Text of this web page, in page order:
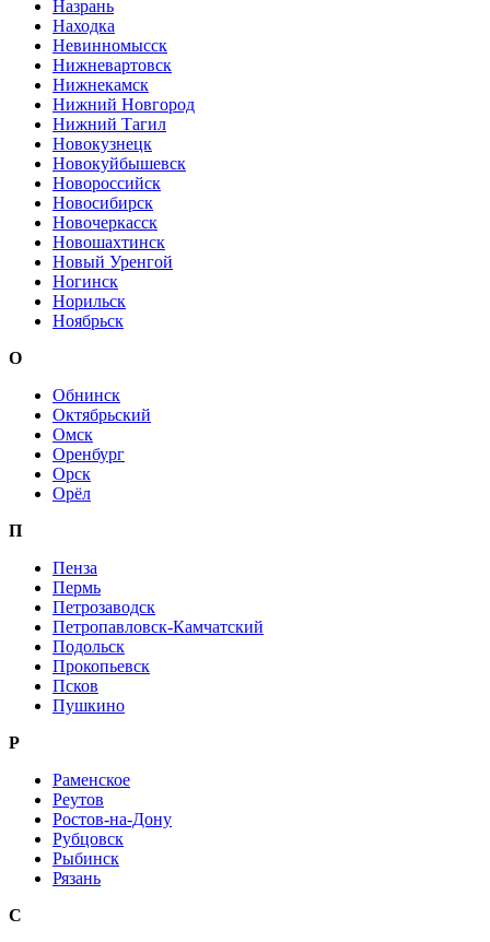
Назрань
Находка
Невинномысск
Нижневартовск
Нижнекамск
Нижний Новгород
Нижний Тагил
Новокузнецк
Новокуйбышевск
Новороссийск
Новосибирск
Новочеркасск
Новошахтинск
Новый Уренгой
Ногинск
Норильск
Ноябрьск
О
Обнинск
Октябрьский
Омск
Оренбург
Орск
Орёл
П
Пенза
Пермь
Петрозаводск
Петропавловск-Камчатский
Подольск
Прокопьевск
Псков
Пушкино
Р
Раменское
Реутов
Ростов-на-Дону
Рубцовск
Рыбинск
Рязань
С